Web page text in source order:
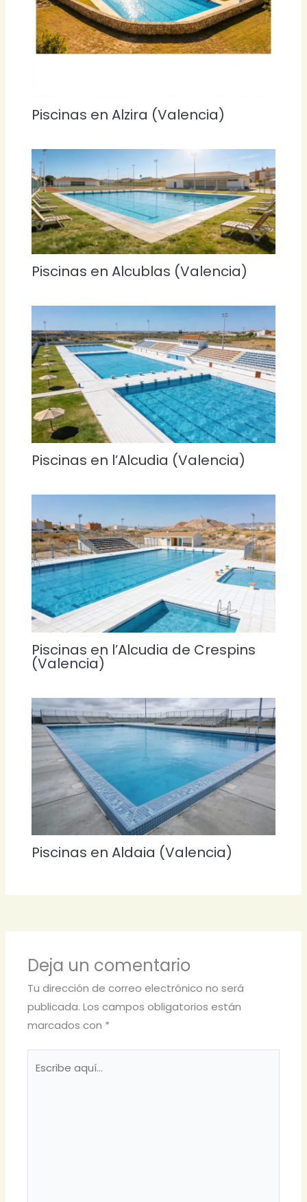
Piscinas en Alzira (Valencia)
Piscinas en Alcublas (Valencia)
Piscinas en l’Alcudia (Valencia)
Piscinas en l’Alcudia de Crespins
(Valencia)
Piscinas en Aldaia (Valencia)
Deja un comentario
Tu dirección de correo electrónico no será
publicada. Los campos obligatorios están
marcados con *